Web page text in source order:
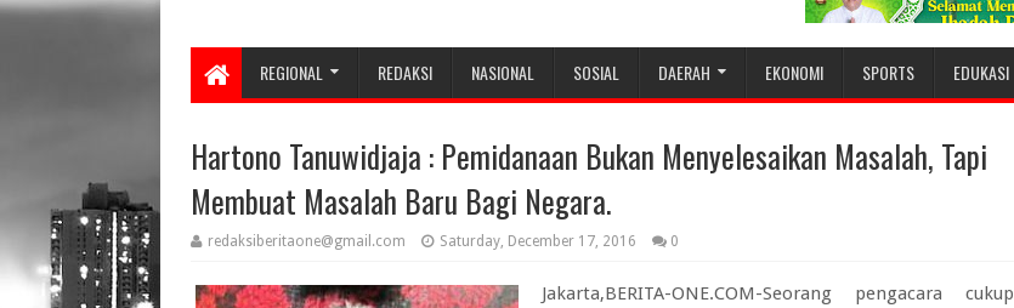
REGIONAL REDAKSI NASIONAL SOSIAL DAERAH EKONOMI SPORTS EDUKASI
Hartono Tanuwidjaja : Pemidanaan Bukan Menyelesaikan Masalah, Tapi
Membuat Masalah Baru Bagi Negara.
redaksiberitaone@gmail.com Saturday, December 17, 2016 0
Jakarta,BERITA-ONE.COM-Seorang pengacara cukup